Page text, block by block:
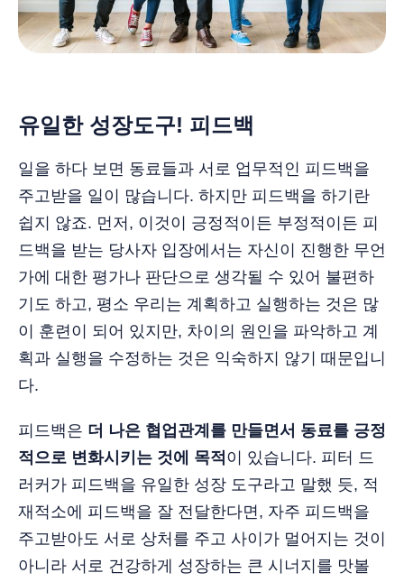
유일한 성장도구! 피드백
일을 하다 보면 동료들과 서로 업무적인 피드백을
주고받을 일이 많습니다. 하지만 피드백을 하기란
쉽지 않죠. 먼저, 이것이 긍정적이든 부정적이든 피
드백을 받는 당사자 입장에서는 자신이 진행한 무언
가에 대한 평가나 판단으로 생각될 수 있어 불편하
기도 하고, 평소 우리는 계획하고 실행하는 것은 많
이 훈련이 되어 있지만, 차이의 원인을 파악하고 계
획과 실행을 수정하는 것은 익숙하지 않기 때문입니
다.
피드백은 더 나은 협업관계를 만들면서 동료를 긍정
적으로 변화시키는 것에 목적 이 있습니다. 피터 드
러커가 피드백을 유일한 성장 도구라고 말했 듯, 적
재적소에 피드백을 잘 전달한다면, 자주 피드백을
주고받아도 서로 상처를 주고 사이가 멀어지는 것이
아니라 서로 건강하게 성장하는 큰 시너지를 맛볼